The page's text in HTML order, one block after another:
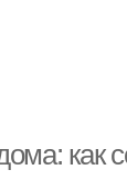
как